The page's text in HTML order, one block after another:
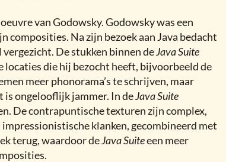
van Godowsky. Godowsky was een
composities. Na zijn bezoek aan Java bedacht
vergezicht. De stukken binnen deJava Suite
locaties die hij bezocht heeft, bijvoorbeeld de
meer phonorama’s te schrijven, maar
is ongelooflijk jammer. In deJava Suite
De contrapuntische texturen zijn complex,
klanken, gecombineerd met
terug, waardoor deJava Suiteeen meer